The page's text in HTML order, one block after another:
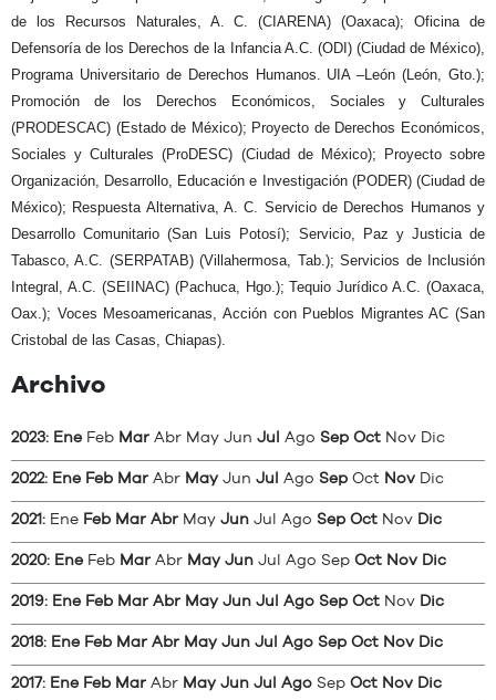
de los Recursos Naturales, A. C. (CIARENA) (Oaxaca); Oficina de
Defensoría de los Derechos de la Infancia A.C. (ODI) (Ciudad de México),
Programa Universitario de Derechos Humanos. UIA –León (León, Gto.);
Promoción de los Derechos Económicos, Sociales y Culturales
(PRODESCAC) (Estado de México); Proyecto de Derechos Económicos,
Sociales y Culturales (ProDESC) (Ciudad de México); Proyecto sobre
Organización, Desarrollo, Educación e Investigación (PODER) (Ciudad de
México); Respuesta Alternativa, A. C. Servicio de Derechos Humanos y
Desarrollo Comunitario (San Luis Potosí); Servicio, Paz y Justicia de
Tabasco, A.C. (SERPATAB) (Villahermosa, Tab.); Servicios de Inclusión
Integral, A.C. (SEIINAC) (Pachuca, Hgo.); Tequio Jurídico A.C. (Oaxaca,
Oax.); Voces Mesoamericanas, Acción con Pueblos Migrantes AC (San
Cristobal de las Casas, Chiapas).
Archivo
2023: Ene Feb Mar Abr May Jun Jul Ago Sep Oct Nov Dic
2022: Ene Feb Mar Abr May Jun Jul Ago Sep Oct Nov Dic
2021: Ene Feb Mar Abr May Jun Jul Ago Sep Oct Nov Dic
2020: Ene Feb Mar Abr May Jun Jul Ago Sep Oct Nov Dic
2019: Ene Feb Mar Abr May Jun Jul Ago Sep Oct Nov Dic
2018: Ene Feb Mar Abr May Jun Jul Ago Sep Oct Nov Dic
2017: Ene Feb Mar Abr May Jun Jul Ago Sep Oct Nov Dic